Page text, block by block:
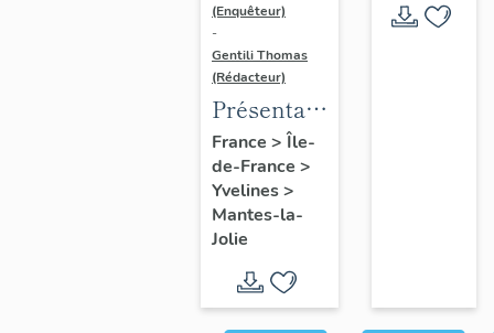
(Enquêteur)
-
Gentili Thomas
(Rédacteur)
Présentation
de l'étude
France > Île-
de-France >
Yvelines>
Mantes-la-
Jolie